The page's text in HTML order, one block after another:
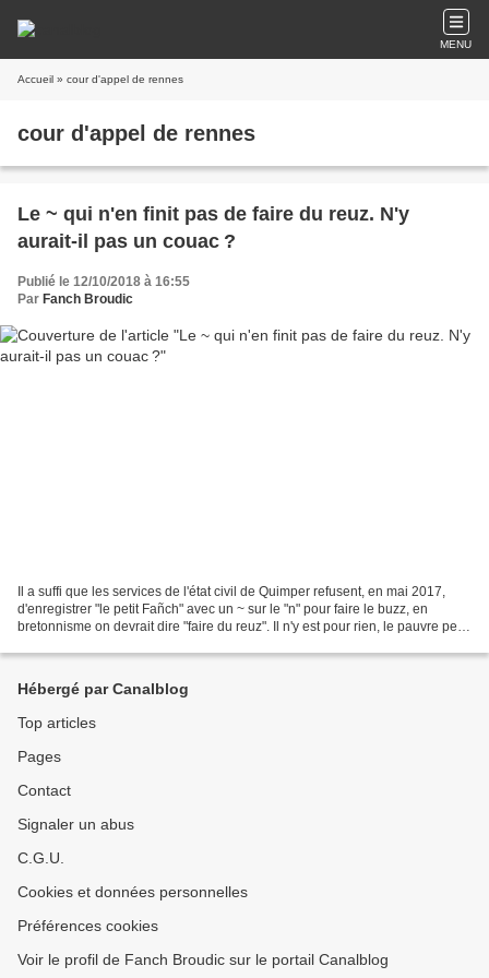
MENU
Accueil » cour d'appel de rennes
cour d'appel de rennes
Le ~ qui n'en finit pas de faire du reuz. N'y
aurait-il pas un couac ?
Publié le 12/10/2018 à 16:55
Par Fanch Broudic
Il a suffi que les services de l'état civil de Quimper refusent, en mai 2017,
d'enregistrer "le petit Fañch" avec un ~ sur le "n" pour faire le buzz, en
bretonnisme on devrait dire "faire du reuz". Il n'y est pour rien, le pauvre petit.
Hébergé par Canalblog
Top articles
Pages
Contact
Signaler un abus
C.G.U.
Cookies et données personnelles
Préférences cookies
Voir le profil de Fanch Broudic sur le portail Canalblog